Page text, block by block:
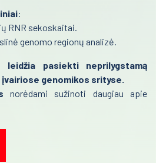
:
RNR sekoskaitai.
genomo regionų analizė.
leidžia pasiekti neprilygstamą
genomikos srityse.
norėdami sužinoti daugiau apie